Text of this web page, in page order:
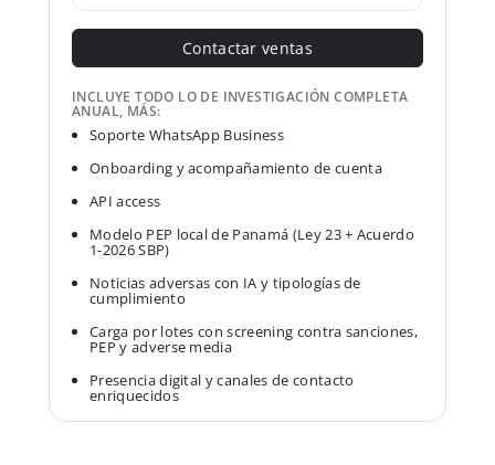
Contactar ventas
INCLUYE TODO LO DE INVESTIGACIÓN COMPLETA
ANUAL, MÁS:
Soporte WhatsApp Business
Onboarding y acompañamiento de cuenta
API access
Modelo PEP local de Panamá (Ley 23 + Acuerdo
1-2026 SBP)
Noticias adversas con IA y tipologías de
cumplimiento
Carga por lotes con screening contra sanciones,
PEP y adverse media
Presencia digital y canales de contacto
enriquecidos